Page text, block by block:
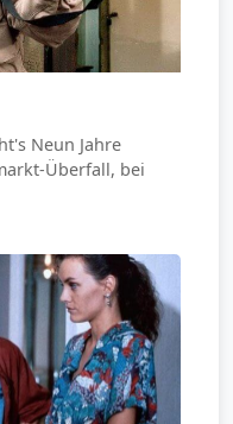
Neun Jahre
Überfall, bei